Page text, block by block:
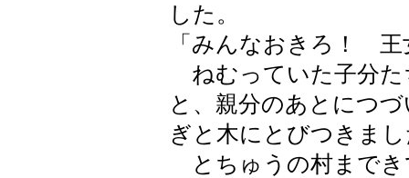
した。
「みんなおきろ！
ねむっていた子分た
と、親分のあとにつ
ぎと木にとびつきま
とちゅうの村までき